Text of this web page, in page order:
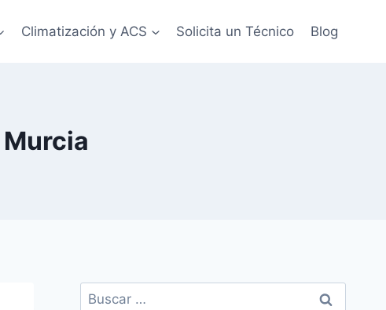
Climatización y ACS Solicita un Técnico Blog
Buscar: